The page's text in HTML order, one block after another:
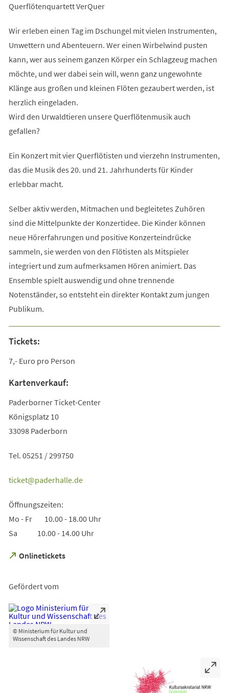
Querflötenquartett VerQuer
Wir erleben einen Tag im Dschungel mit vielen Instrumenten,
Unwettern und Abenteuern. Wer einen Wirbelwind pusten
kann, wer aus seinem ganzen Körper ein Schlagzeug machen
möchte, und wer dabei sein will, wenn ganz ungewohnte
Klänge aus großen und kleinen Flöten gezaubert werden, ist
herzlich eingeladen.
Wird den Urwaldtieren unsere Querflötenmusik auch
gefallen?
Ein Konzert mit vier Querflötisten und vierzehn Instrumenten,
das die Musik des 20. und 21. Jahrhunderts für Kinder
erlebbar macht.
Selber aktiv werden, Mitmachen und begleitetes Zuhören
sind die Mittelpunkte der Konzertidee. Die Kinder können
neue Hörerfahrungen und positive Konzerteindrücke
sammeln, sie werden von den Flötisten als Mitspieler
integriert und zum aufmerksamen Hören animiert. Das
Ensemble spielt auswendig und ohne trennende
Notenständer, so entsteht ein direkter Kontakt zum jungen
Publikum.
Tickets:
7,- Euro pro Person
Kartenverkauf:
Paderborner Ticket-Center
Königsplatz 10
33098 Paderborn
Tel. 05251 / 299750
ticket paderhalle de
Öffnungszeiten:
Mo - Fr 10.00 - 18.00 Uhr
Sa 10.00 - 14.00 Uhr
Onlinetickets
(Öffnet
neuen
Gefördert vom
© Ministerium für Kultur und
Wissenschaft des Landes NRW